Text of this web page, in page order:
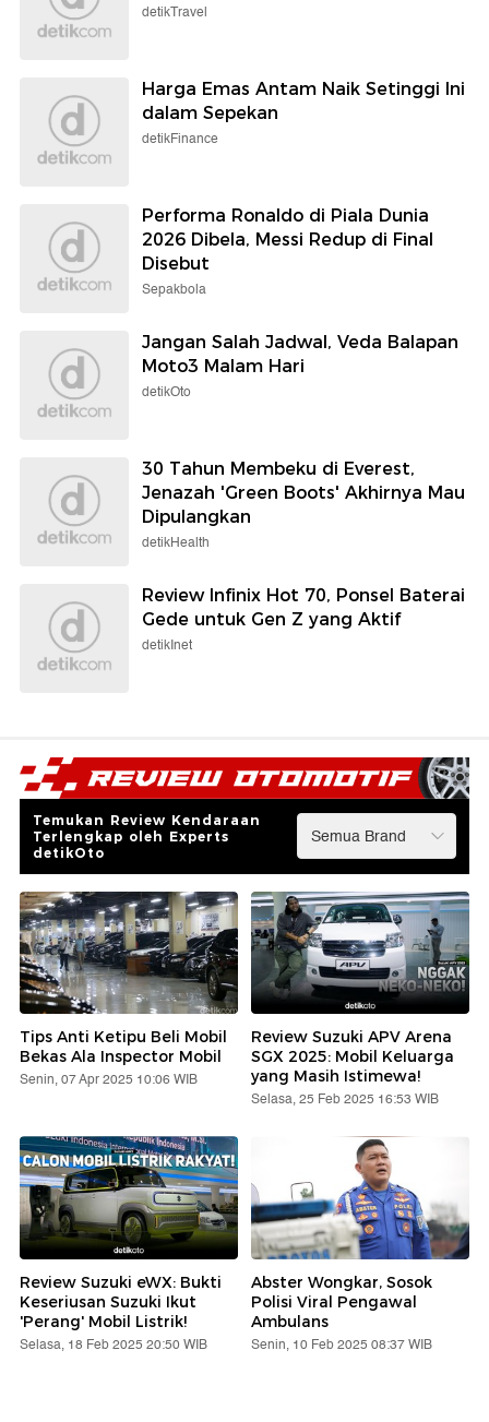
detikTravel
Harga Emas Antam Naik Setinggi Ini
dalam Sepekan
detikFinance
Performa Ronaldo di Piala Dunia
2026 Dibela, Messi Redup di Final
Disebut
Sepakbola
Jangan Salah Jadwal, Veda Balapan
Moto3 Malam Hari
detikOto
30 Tahun Membeku di Everest,
Jenazah 'Green Boots' Akhirnya Mau
Dipulangkan
detikHealth
Review Infinix Hot 70, Ponsel Baterai
Gede untuk Gen Z yang Aktif
detikInet
Temukan Review Kendaraan
Terlengkap oleh Experts
detikOto
Tips Anti Ketipu Beli Mobil
Bekas Ala Inspector Mobil
Senin, 07 Apr 2025 10:06 WIB
Review Suzuki APV Arena
SGX 2025: Mobil Keluarga
yang Masih Istimewa!
Selasa, 25 Feb 2025 16:53 WIB
Review Suzuki eWX: Bukti
Keseriusan Suzuki Ikut
'Perang' Mobil Listrik!
Selasa, 18 Feb 2025 20:50 WIB
Abster Wongkar, Sosok
Polisi Viral Pengawal
Ambulans
Senin, 10 Feb 2025 08:37 WIB